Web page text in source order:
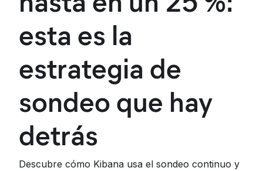
esta es la
estrategia de
sondeo que hay
detrás
Descubre cómo Kibana usa el sondeo continuo y